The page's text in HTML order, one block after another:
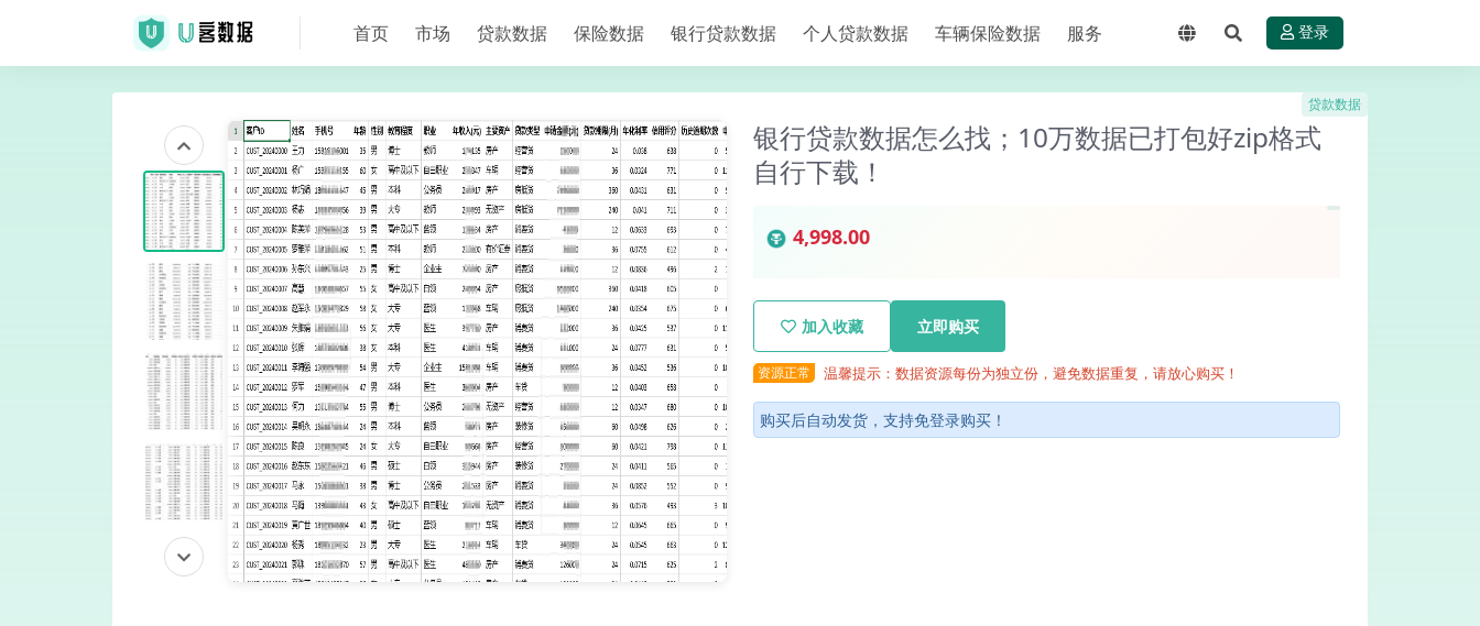
首页 市场 贷款数据 保险数据 银行贷款数据 个人贷款数据 车辆保险数据 服务 登录
银行贷款数据怎么找；10万数据已打包好zip格式
自行下载！
4,998.00
贷款数据
加入收藏 立即购买
资源正常 温馨提示：数据资源每份为独立份，避免数据重复，请放心购买！
购买后自动发货，支持免登录购买！